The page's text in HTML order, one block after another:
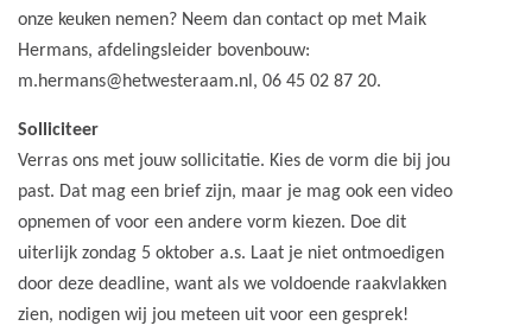
onze keuken nemen? Neem dan contact op met Maik
Hermans, afdelingsleider bovenbouw:
m.hermans@hetwesteraam.nl, 06 45 02 87 20.
Solliciteer
Verras ons met jouw sollicitatie. Kies de vorm die bij jou
past. Dat mag een brief zijn, maar je mag ook een video
opnemen of voor een andere vorm kiezen. Doe dit
uiterlijk zondag 5 oktober a.s. Laat je niet ontmoedigen
door deze deadline, want als we voldoende raakvlakken
zien, nodigen wij jou meteen uit voor een gesprek!